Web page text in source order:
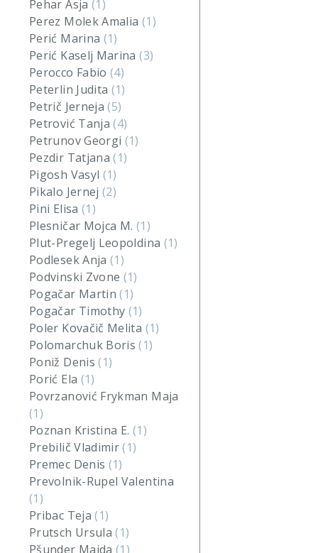
Pehar Asja (1)
Perez Molek Amalia (1)
Perić Marina (1)
Perić Kaselj Marina(3)
Perocco Fabio(4)
Peterlin Judita (1)
Petrič Jerneja(5)
Petrović Tanja(4)
Petrunov Georgi (1)
Pezdir Tatjana(1)
Pigosh Vasyl (1)
Pikalo Jernej(2)
Pini Elisa (1)
Plesničar Mojca M. (1)
Plut-Pregelj Leopoldina (1)
Podlesek Anja(1)
Podvinski Zvone (1)
Pogačar Martin(1)
Pogačar Timothy (1)
Poler Kovačič Melita (1)
Polomarchuk Boris(1)
Poniž Denis(1)
Porić Ela (1)
Povrzanović Frykman Maja
(1)
Poznan Kristina E. (1)
Prebilič Vladimir(1)
Premec Denis (1)
Prevolnik-Rupel Valentina
(1)
Pribac Teja(1)
Prutsch Ursula(1)
Pšunder Majda(1)